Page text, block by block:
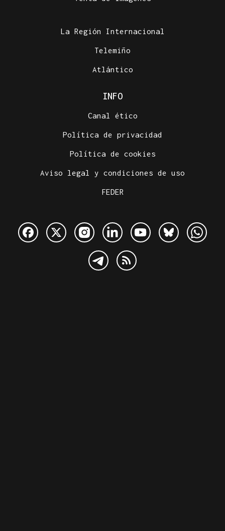
La Región Internacional
Telemiño
Atlántico
INFO
Canal ético
Política de privacidad
Política de cookies
Aviso legal y condiciones de uso
FEDER